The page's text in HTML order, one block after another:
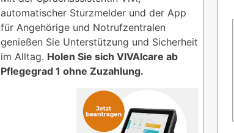
automatischer Sturzmelder und der App
für Angehörige und Notrufzentralen
genießen Sie Unterstützung und Sicherheit
im Alltag. Holen Sie sich VIVAIcare ab
Pflegegrad 1 ohne Zuzahlung.